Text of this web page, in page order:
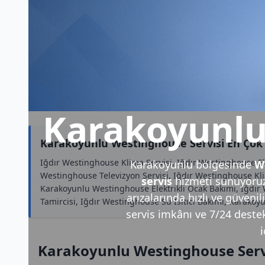
Karakoyunlu bölgesinde
servishizmeti
arızalarında hızlı ve
servis imkânı ve 7/24
Karakoyunlu Westinghouse Servisi En
Iğdır Westinghouse Klima Servisi, Iğdır Westinghouse
Westinghouse Televizyon Servisi, Iğdır Westinghouse
Karakoyunlu Westinghouse Elektrikli Ocak Bakımı,
Tamircisi, Iğdır Westinghouse Su Isıtıcı Bakımı,
Karakoyunlu Westinghouse